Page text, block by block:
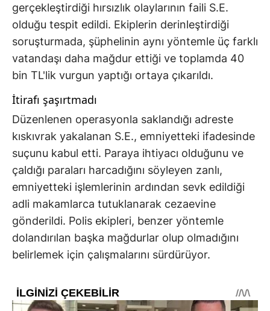
gerçekleştirdiği hırsızlık olaylarının faili S.E.
olduğu tespit edildi. Ekiplerin derinleştirdiği
soruşturmada, şüphelinin aynı yöntemle üç farklı
vatandaşı daha mağdur ettiği ve toplamda 40
bin TL'lik vurgun yaptığı ortaya çıkarıldı.
İtirafı şaşırtmadı
Düzenlenen operasyonla saklandığı adreste
kıskıvrak yakalanan S.E., emniyetteki ifadesinde
suçunu kabul etti. Paraya ihtiyacı olduğunu ve
çaldığı paraları harcadığını söyleyen zanlı,
emniyetteki işlemlerinin ardından sevk edildiği
adli makamlarca tutuklanarak cezaevine
gönderildi. Polis ekipleri, benzer yöntemle
dolandırılan başka mağdurlar olup olmadığını
belirlemek için çalışmalarını sürdürüyor.